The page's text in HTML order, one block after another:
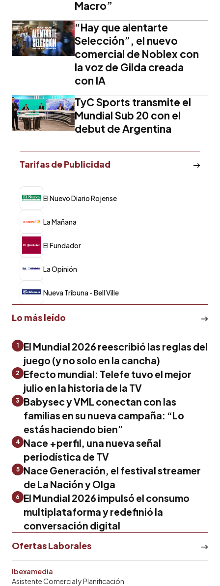
Macro”
“Hay que alentarte
Selección”, el nuevo
comercial de Noblex con
la voz de Gilda creada
con IA
TyC Sports transmite el
Mundial Sub 20 con el
debut de Argentina
Tarifas de Publicidad
El Nuevo Diario Rojense
La Mañana
El Fundador
La Opinión
Nueva Tribuna - Bell Ville
Lo más leído
1
El Mundial 2026 reescribió las reglas del
juego (y no solo en la cancha)
2
Efecto mundial: Telefe tuvo el mejor
julio en la historia de la TV
3
Babysec y VML conectan con las
familias en su nueva campaña: “Lo
estás haciendo bien”
4 Nace +perfil, una nueva señal
periodística de TV
5
Nace Generación, el festival streamer
de La Nación y Olga
6
El Mundial 2026 impulsó el consumo
multiplataforma y redefinió la
conversación digital
Ofertas Laborales
Ibexamedia
Asistente Comercial y Planificación